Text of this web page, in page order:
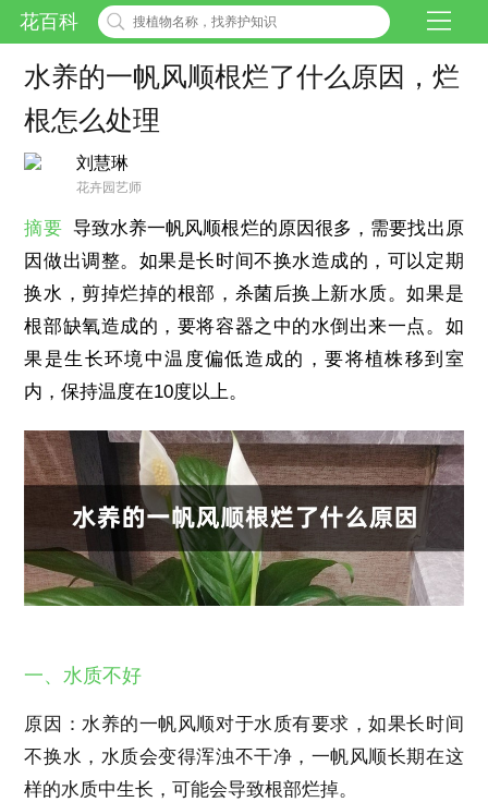
花百科
水养的一帆风顺根烂了什么原因，烂
根怎么处理
刘慧琳
花卉园艺师
摘要 导致水养一帆风顺根烂的原因很多，需要找出原
因做出调整。如果是长时间不换水造成的，可以定期
换水，剪掉烂掉的根部，杀菌后换上新水质。如果是
根部缺氧造成的，要将容器之中的水倒出来一点。如
果是生长环境中温度偏低造成的，要将植株移到室
内，保持温度在10度以上。
一、水质不好
原因：水养的一帆风顺对于水质有要求，如果长时间
不换水，水质会变得浑浊不干净，一帆风顺长期在这
样的水质中生长，可能会导致根部烂掉。